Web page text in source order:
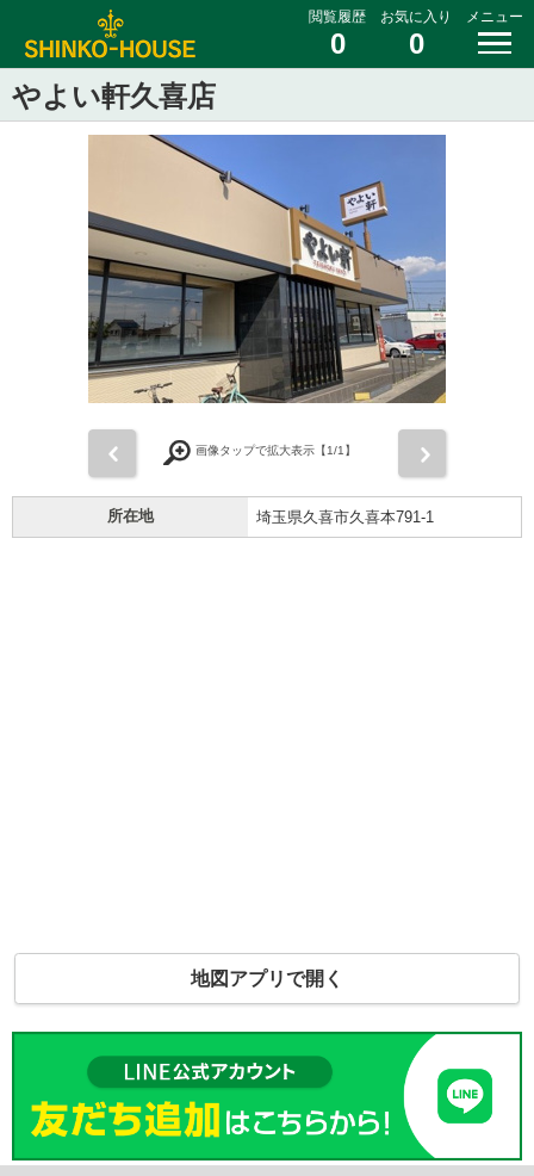
閲覧履歴
0
お気に入り
0
メニュー
やよい軒久喜店
画像タップで拡大表示【1/1】
所在地 埼玉県久喜市久喜本791-1
地図アプリで開く